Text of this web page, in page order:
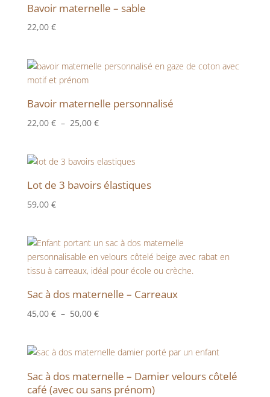
Bavoir maternelle – sable
22,00 €
Bavoir maternelle personnalisé
22,00 € – 25,00 €Plage
22,00 €
25,00 €
Lot de 3 bavoirs élastiques
59,00 €
Sac à dos maternelle – Carreaux
45,00 € – 50,00 €Plage
45,00 €
50,00 €
Sac à dos maternelle – Damier velours côtelé
café (avec ou sans prénom)